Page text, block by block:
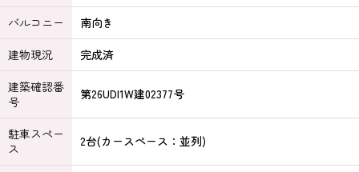
バルコニー
南向き
建物現況
完成済
建築確認番
号
第26UDI1W建02377号
駐車スペー
ス
2台(カースペース：並列)